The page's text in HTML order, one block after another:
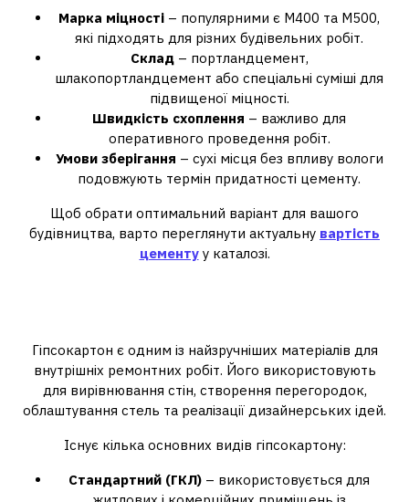
Марка міцності – популярними є М400 та М500,
які підходять для різних будівельних робіт.
Склад– портландцемент,
шлакопортландцемент або спеціальні суміші для
підвищеної міцності.
Швидкість схоплення – важливо для
оперативного проведення робіт.
Умови зберігання – сухі місця без впливу вологи
подовжують термін придатності цементу.
Щоб обрати оптимальний варіант для вашого
будівництва, варто переглянути актуальну вартість
цементуу каталозі.
Гіпсокартон є одним із найзручніших матеріалів для
внутрішніх ремонтних робіт. Його використовують
для вирівнювання стін, створення перегородок,
облаштування стель та реалізації дизайнерських ідей.
Існує кілька основних видів гіпсокартону:
Стандартний (ГКЛ) – використовується для